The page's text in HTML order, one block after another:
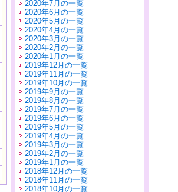
2020年7月の一覧
2020年6月の一覧
2020年5月の一覧
2020年4月の一覧
2020年3月の一覧
2020年2月の一覧
2020年1月の一覧
2019年12月の一覧
2019年11月の一覧
2019年10月の一覧
2019年9月の一覧
2019年8月の一覧
2019年7月の一覧
2019年6月の一覧
2019年5月の一覧
2019年4月の一覧
2019年3月の一覧
2019年2月の一覧
2019年1月の一覧
2018年12月の一覧
2018年11月の一覧
2018年10月の一覧